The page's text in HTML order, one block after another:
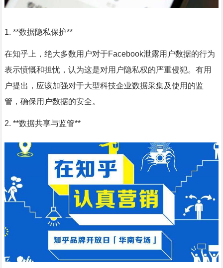
1. **数据隐私保护**
在知乎上，绝大多数用户对于Facebook泄露用户数据的行为
表示愤慨和担忧，认为这是对用户隐私权的严重侵犯。有用
户提出，应该加强对于大型科技企业数据采集及使用的监
管，确保用户数据的安全。
2. **数据共享与监管**